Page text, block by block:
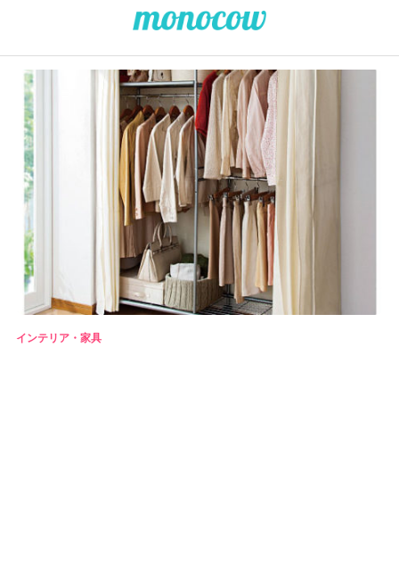
インテリア・家具